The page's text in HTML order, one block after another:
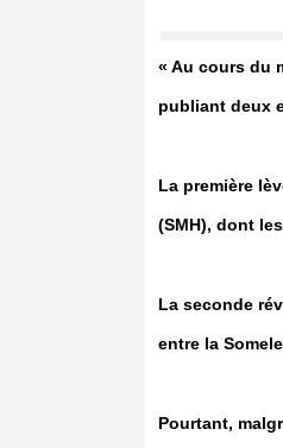
« Au cours du
publiant deux
La première
(SMH), dont
La seconde
entre la
Pourtant,